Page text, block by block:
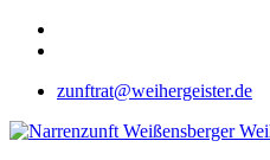
zunftrat@weihergeister.de